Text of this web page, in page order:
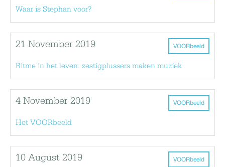
Waar is Stephan voor?
VOORbeeld
21 November 2019
Ritme in het leven: zestigplussers maken muziek
VOORbeeld
4 November 2019
Het VOORbeeld
VOORbeeld
10 August 2019